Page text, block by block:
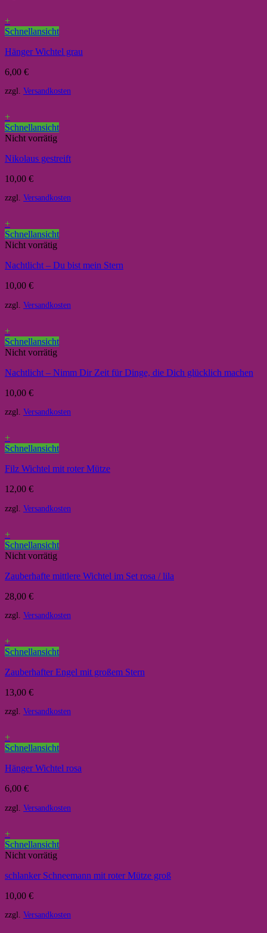
+
Schnellansicht
Hänger Wichtel grau
6,00 €
zzgl. Versandkosten
+
Schnellansicht
Nicht vorrätig
Nikolaus gestreift
10,00 €
zzgl. Versandkosten
+
Schnellansicht
Nicht vorrätig
Nachtlicht – Du bist mein Stern
10,00 €
zzgl. Versandkosten
+
Schnellansicht
Nicht vorrätig
Nachtlicht – Nimm Dir Zeit für Dinge, die Dich glücklich machen
10,00 €
zzgl. Versandkosten
+
Schnellansicht
Filz Wichtel mit roter Mütze
12,00 €
zzgl. Versandkosten
+
Schnellansicht
Nicht vorrätig
Zauberhafte mittlere Wichtel im Set rosa / lila
28,00 €
zzgl. Versandkosten
+
Schnellansicht
Zauberhafter Engel mit großem Stern
13,00 €
zzgl. Versandkosten
+
Schnellansicht
Hänger Wichtel rosa
6,00 €
zzgl. Versandkosten
+
Schnellansicht
Nicht vorrätig
schlanker Schneemann mit roter Mütze groß
10,00 €
zzgl. Versandkosten